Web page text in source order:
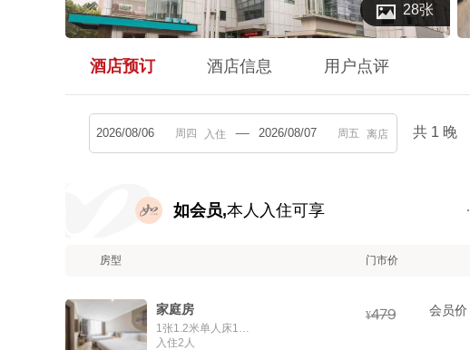
 28张
酒店预订 酒店信息 用户点评
入住 离店 共 1 晚
如会员,本人入住可享 ·
房型 门市价
家庭房
1张1.2米单人床1张1.8米双人床
入住2人
¥ 会员价